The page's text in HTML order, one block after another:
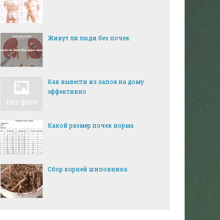
Живут ли люди без почек
Как вывести из запоя на дому
эффективно
Какой размер почек норма
Сбор корней шиповника